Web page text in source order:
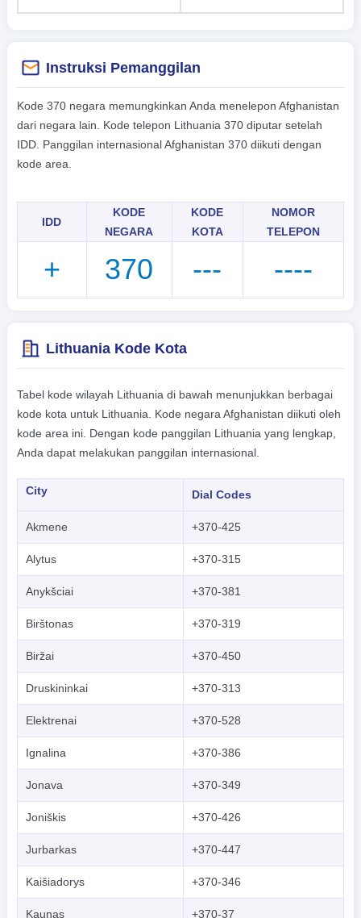
Indonesian
हिंदी
Instruksi Pemanggilan
Kode 370 negara memungkinkan Anda menelepon Afghanistan
dari negara lain. Kode telepon Lithuania 370 diputar setelah
IDD. Panggilan internasional Afghanistan 370 diikuti dengan
kode area.
IDD
KODE
NEGARA
KODE
KOTA
NOMOR
TELEPON
+ 370 --- ----
Lithuania Kode Kota
Tabel kode wilayah Lithuania di bawah menunjukkan berbagai
kode kota untuk Lithuania. Kode negara Afghanistan diikuti oleh
kode area ini. Dengan kode panggilan Lithuania yang lengkap,
Anda dapat melakukan panggilan internasional.
City Dial Codes
Akmene +370-425
Alytus +370-315
Anykšciai +370-381
Birštonas +370-319
Biržai +370-450
Druskininkai +370-313
Elektrenai +370-528
Ignalina +370-386
Jonava +370-349
Joniškis +370-426
Jurbarkas +370-447
Kaišiadorys +370-346
Kaunas +370-37